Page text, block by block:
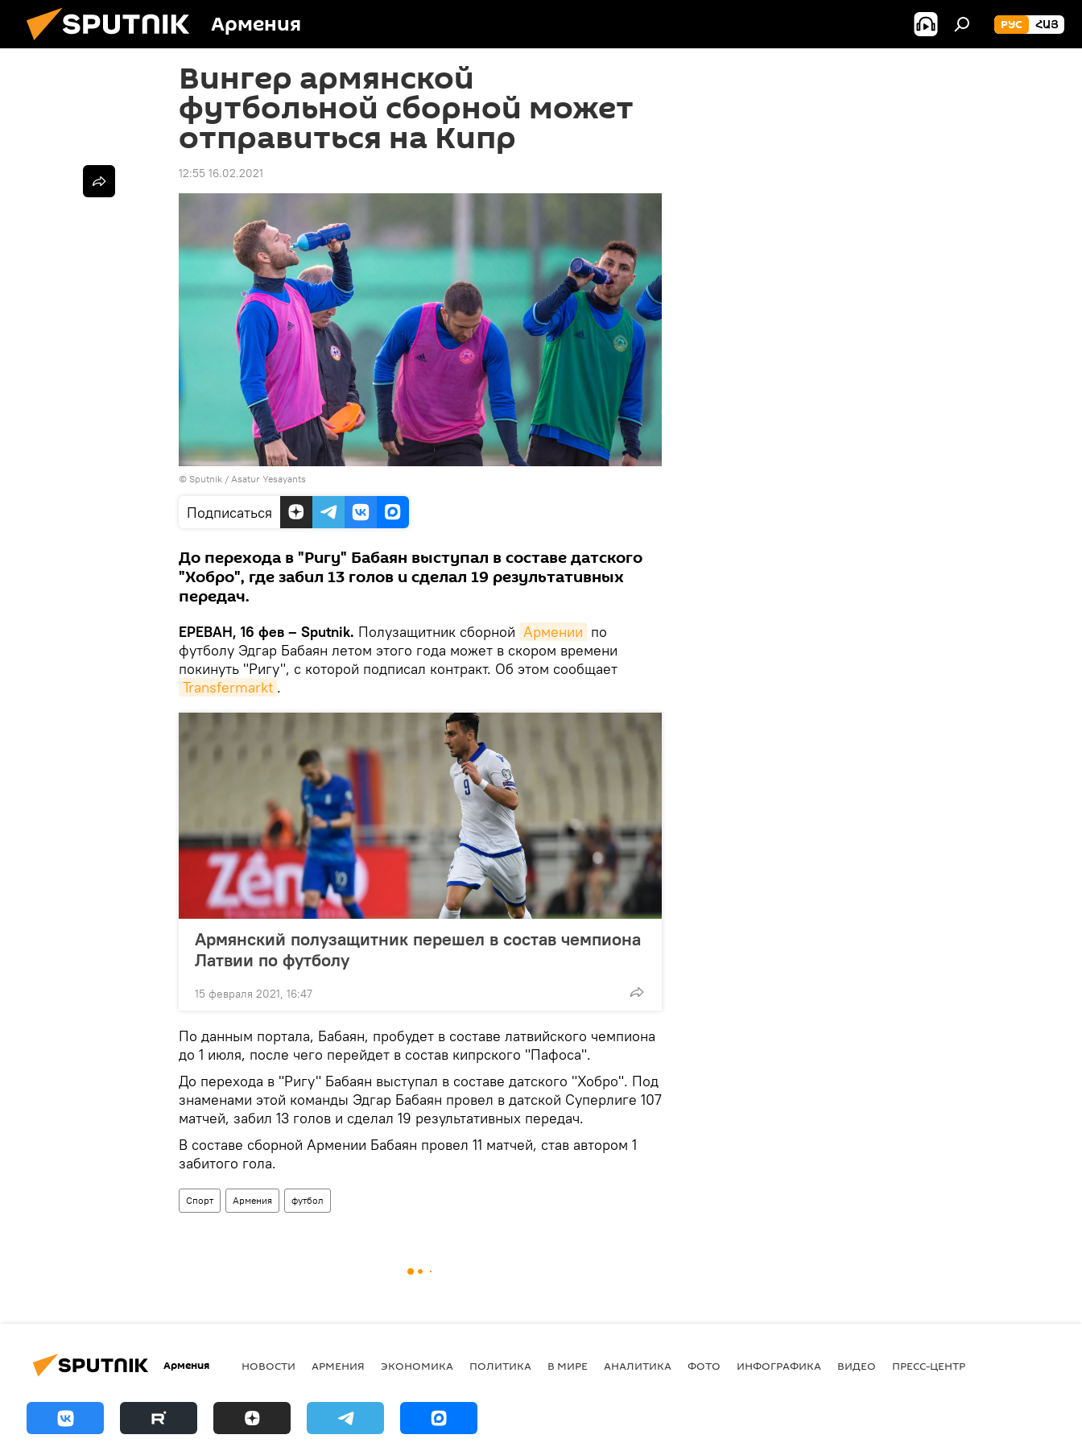
Армения РУС ՀԱՅ
Вингер армянской
футбольной сборной может
отправиться на Кипр
12:55 16.02.2021
© Sputnik / Asatur Yesayants
Подписаться
До перехода в "Ригу" Бабаян выступал в составе датского
"Хобро", где забил 13 голов и сделал 19 результативных
передач.
ЕРЕВАН, 16 фев – Sputnik. Полузащитник сборной Армении по
футболу Эдгар Бабаян летом этого года может в скором времени
покинуть "Ригу", с которой подписал контракт. Об этом сообщает
Transfermarkt .
Армянский полузащитник перешел в состав чемпиона
Латвии по футболу
15 февраля 2021, 16:47
По данным портала, Бабаян, пробудет в составе латвийского чемпиона
до 1 июля, после чего перейдет в состав кипрского "Пафоса".
До перехода в "Ригу" Бабаян выступал в составе датского "Хобро". Под
знаменами этой команды Эдгар Бабаян провел в датской Суперлиге 107
матчей, забил 13 голов и сделал 19 результативных передач.
В составе сборной Армении Бабаян провел 11 матчей, став автором 1
забитого гола.
Спорт Армения футбол
Армения НОВОСТИ АРМЕНИЯ ЭКОНОМИКА ПОЛИТИКА В МИРЕ АНАЛИТИКА ФОТО ИНФОГРАФИКА ВИДЕО ПРЕСС-ЦЕНТР